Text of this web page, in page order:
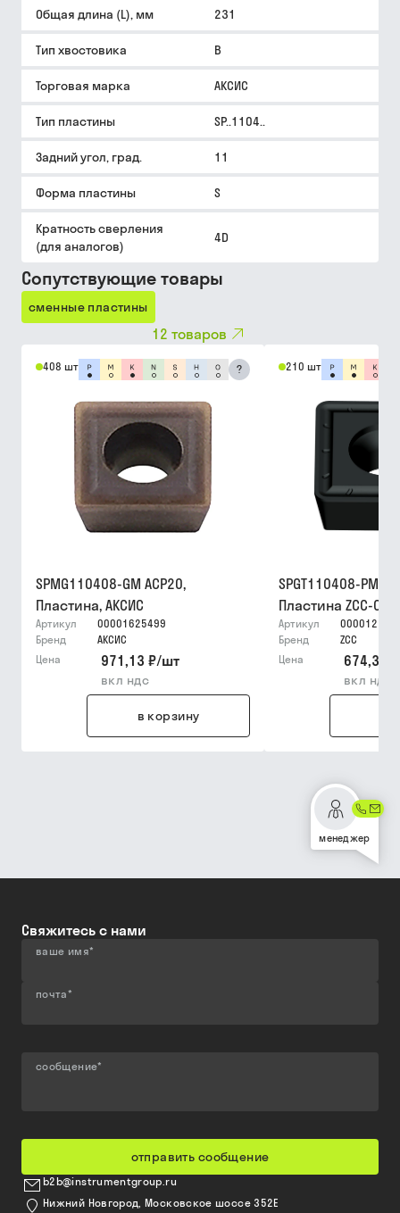
Общая длина (L), мм 231
Тип хвостовика B
Торговая марка АКСИС
Тип пластины SP..1104..
Задний угол, град. 11
Форма пластины S
Кратность сверления
(для аналогов)
4D
Сопутствующие товары
сменные пластины
12 товаров
408 шт ?
SPMG110408-GM ACP20,
Пластина, АКСИС
Артикул
00001625499
Бренд
АКСИС
Цена
971,13 ₽/шт
вкл ндс
в корзину
210 шт
SPGT110408-PM
Пластина ZCC-CT
Артикул
Бренд
ZCC
Цена
674,36 ₽
вкл ндс
менеджер
Свяжитесь с нами
ваше имя*
почта*
сообщение*
отправить сообщение
b2b@instrumentgroup.ru
Нижний Новгород, Московское шоссе 352Е